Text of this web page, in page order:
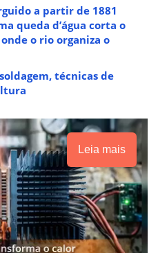
a partir de 1881
queda d’água corta o
o rio organiza o
técnicas de
Leia mais